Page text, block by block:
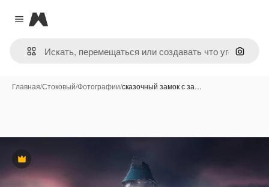
Close menu
Magnific
Поиск
Главная/Стоковый/Фотографии/сказочный замок с за…
Премиум